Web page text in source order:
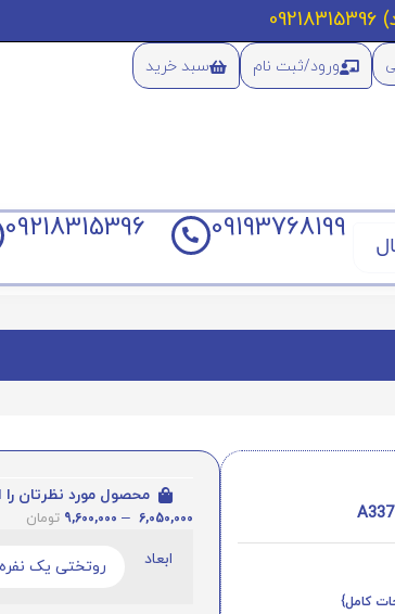
ورود/ثبت نام سبد خرید
09193768199
09218315396
کامل}
محصول مورد نظرتان را
6,050,000
–
9,600,000 تومان
ابعاد